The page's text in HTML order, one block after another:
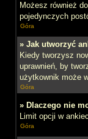
Możesz również
pojedynczych
Góra
» Jak utworzyć
Kiedy tworzysz
uprawnień, by
użytkownik może
Góra
» Dlaczego nie
Limit opcji w
Góra